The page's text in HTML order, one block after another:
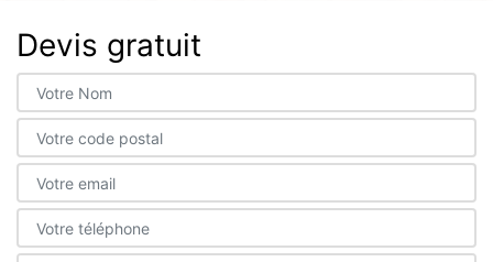
Devis gratuit